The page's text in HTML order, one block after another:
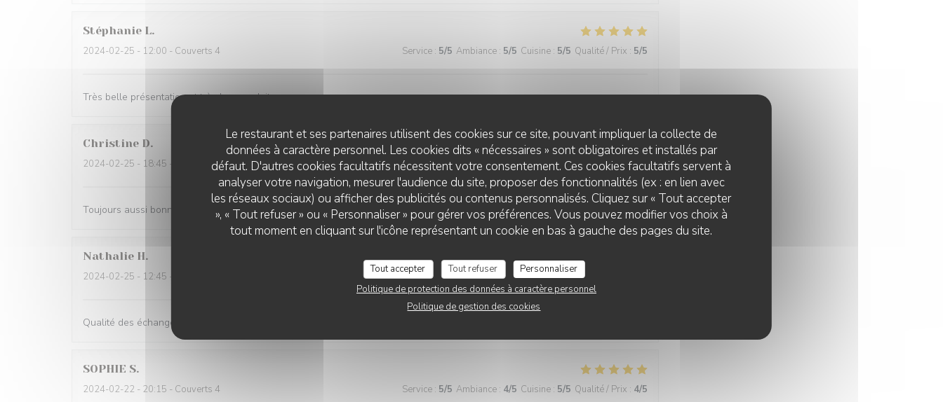
Le restaurant et ses partenaires utilisent des cookies sur ce site, pouvant impliquer la collecte de
données à caractère personnel. Les cookies dits « nécessaires » sont obligatoires et installés par
défaut. D'autres cookies facultatifs nécessitent votre consentement. Ces cookies facultatifs servent à
analyser votre navigation, mesurer l'audience du site, proposer des fonctionnalités (ex : en lien avec
les réseaux sociaux) ou afficher des publicités ou contenus personnalisés. Cliquez sur « Tout accepter
», « Tout refuser » ou « Personnaliser » pour gérer vos préférences. Vous pouvez modifier vos choix à
tout moment en cliquant sur l'icône représentant un cookie en bas à gauche des pages du site.
Tout accepter Tout refuser
Personnaliser
Politique de protection des données à caractère personnel
Politique de gestion des cookies
Stéphanie L
2024-02-25 - 12:00 - Couverts 4 Service : 5/5 Ambiance : 5/5 Cuisine : 5/5 Qualité / Prix : 5/5
Très belle présentation et très bon produit
Christine D
2024-02-25 - 18:45 - Couverts 3 Service: 5/5 Ambiance:4/5 Cuisine: 5 /5 Qualité / Prix :4/5
Toujours aussi bonnes galettes et accueil au top!
Nathalie H
2024-02-25 - 12:45 - Couverts 6 Service: 5/5 Ambiance:5 /5 Cuisine:5/5 Qualité / Prix
Qualité des échanges ingrédients en très bonne quantité. Le service est parfait, nous avons passé un très agréable repas.
SOPHIE S
2024-02-22 - 20:15 - Couverts 4 Service : 5/5 Ambiance : 4/5 Cuisine : 5/5 Qualité / Prix : 4/5